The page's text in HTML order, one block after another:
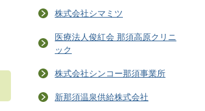
株式会社シマミツ
医療法人俊紅会 那須高原クリニ
ック
株式会社シンコー那須事業所
新那須温泉供給株式会社